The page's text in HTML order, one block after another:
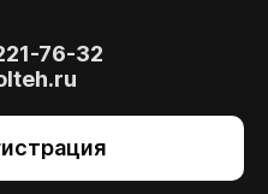
76-32
и улучшения